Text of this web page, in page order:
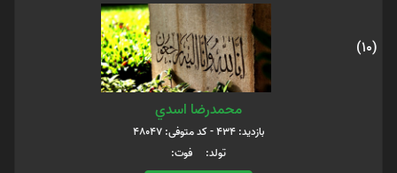
(10)
محمدرضا اسدي
بازدید: 434 - کد متوفی: 48047
تولد: فوت: